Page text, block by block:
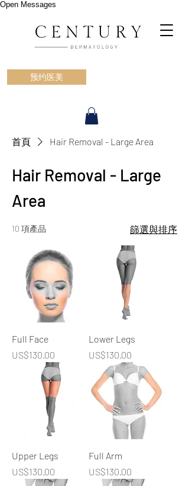
Open Messages
预约医美
首頁 Hair Removal - Large Area
Hair Removal - Large
Area
10 項產品 篩選與排序
Full Face
價格
US$130.00
Lower Legs
價格
US$130.00
Upper Legs
價格
US$130.00
Full Arm
價格
US$130.00